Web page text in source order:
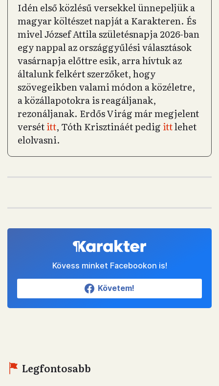
Idén első közlésű versekkel ünnepeljük a
magyar költészet napját a Karakteren. És
mivel József Attila születésnapja 2026-ban
egy nappal az országgyűlési választások
vasárnapja előttre esik, arra hívtuk az
általunk felkért szerzőket, hogy
szövegeikben valami módon a közéletre,
a közállapotokra is reagáljanak,
rezonáljanak. Erdős Virág már megjelent
versétitt, Tóth Krisztináét pedig ittlehet
elolvasni.
Kövess minket Facebookon is!
Követem!
Legfontosabb